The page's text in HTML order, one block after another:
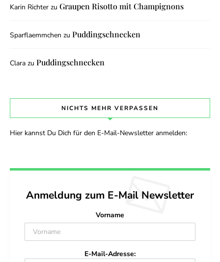
Karin Richter zu Graupen Risotto mit Champignons
Sparflaemmchen zu Puddingschnecken
Clara zu Puddingschnecken
NICHTS MEHR VERPASSEN
Hier kannst Du Dich für den E-Mail-Newsletter anmelden:
Anmeldung zum E-Mail Newsletter
Vorname
E-Mail-Adresse: